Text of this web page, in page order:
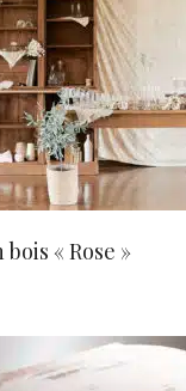
AJOUTER AU PANIER
« Rose »